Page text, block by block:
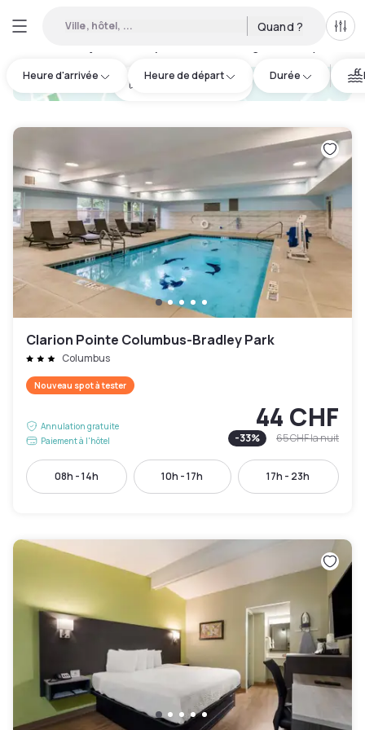
Ville, hôtel, ... Quand ?
Heure d'arrivée Heure de départ Durée
hotel.cta.view_map
Clarion Pointe Columbus-Bradley Park
Columbus
Nouveau spot à tester
Annulation gratuite
Paiement à l'hôtel
44 CHF
-33% 65 CHFla nuit
08h - 14h 10h - 17h 17h - 23h